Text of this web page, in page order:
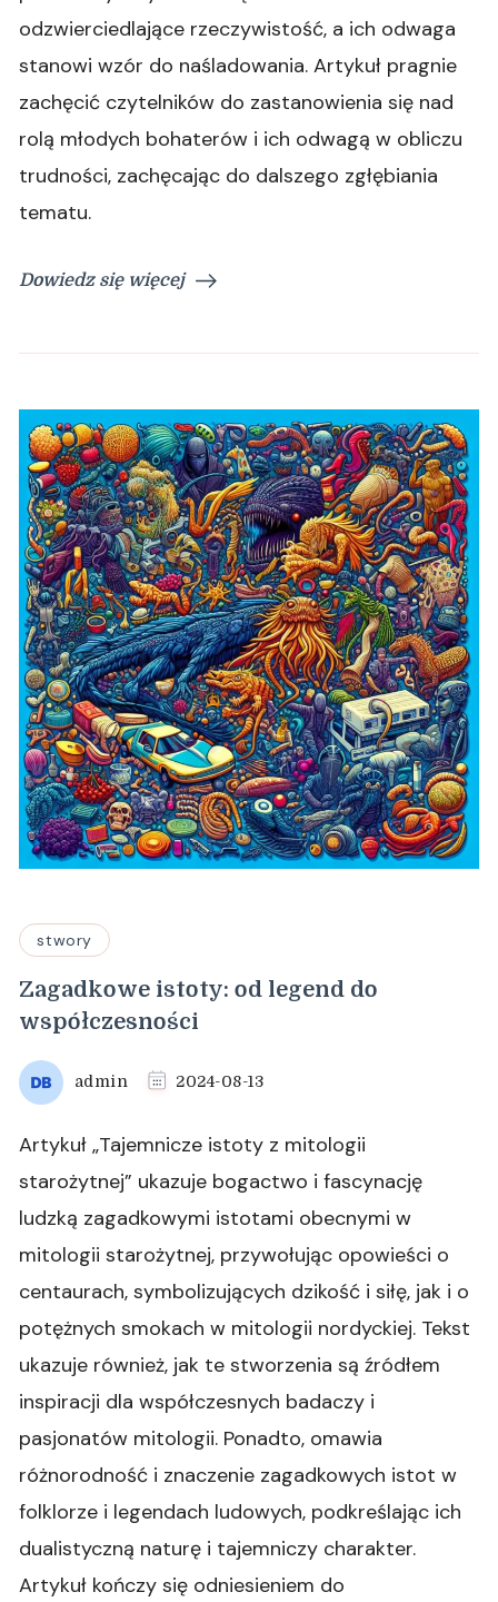
odzwierciedlające rzeczywistość, a ich odwaga
stanowi wzór do naśladowania. Artykuł pragnie
zachęcić czytelników do zastanowienia się nad
rolą młodych bohaterów i ich odwagą w obliczu
trudności, zachęcając do dalszego zgłębiania
tematu.
Dowiedz się więcej
stwory
Zagadkowe istoty: od legend do
współczesności
admin 2024-08-13
Artykuł „Tajemnicze istoty z mitologii
starożytnej” ukazuje bogactwo i fascynację
ludzką zagadkowymi istotami obecnymi w
mitologii starożytnej, przywołując opowieści o
centaurach, symbolizujących dzikość i siłę, jak i o
potężnych smokach w mitologii nordyckiej. Tekst
ukazuje również, jak te stworzenia są źródłem
inspiracji dla współczesnych badaczy i
pasjonatów mitologii. Ponadto, omawia
różnorodność i znaczenie zagadkowych istot w
folklorze i legendach ludowych, podkreślając ich
dualistyczną naturę i tajemniczy charakter.
Artykuł kończy się odniesieniem do